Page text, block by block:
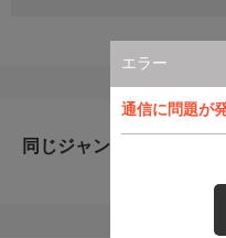
エラー
通信に問題が
同じジャンルのおすすめ